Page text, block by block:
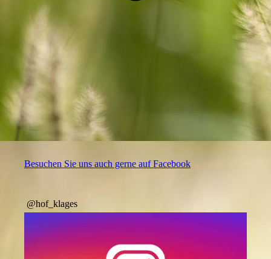
Besuchen Sie uns auch gerne auf Facebook
@hof_klages